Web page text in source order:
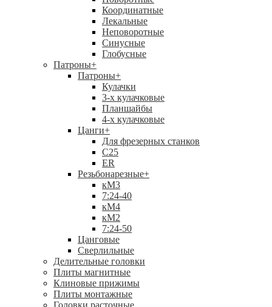
Координатные
Лекальные
Неповоротные
Синусные
Глобусные
Патроны+
Патроны+
Кулачки
3-х кулачковые
Планшайбы
4-х кулачковые
Цанги+
Для фрезерных станков
С25
ER
Резьбонарезные+
кМ3
7:24-40
кМ4
кМ2
7:24-50
Цанговые
Сверлильные
Делительные головки
Плиты магнитные
Клиновые прижимы
Плиты монтажные
Головки расточные